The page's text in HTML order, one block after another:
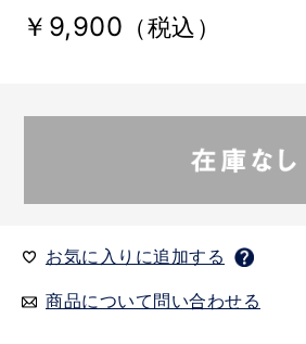
￥9,900 （税込）
お気に入りに追加する
商品について問い合わせる